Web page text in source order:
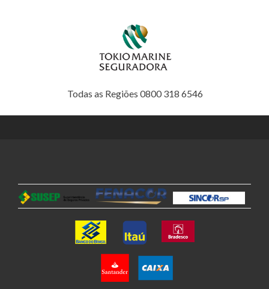
Todas as Regiões 0800 318 6546